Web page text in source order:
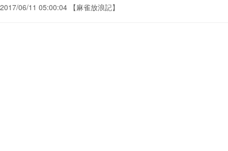
2017/06/11 05:00:04 【麻雀放浪記】